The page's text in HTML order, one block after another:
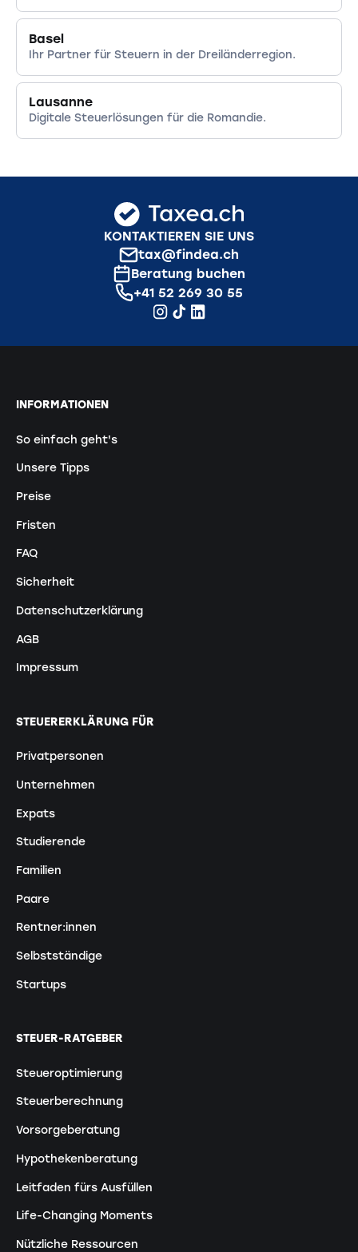
Basel
Ihr Partner für Steuern in der Dreiländerregion.
Lausanne
Digitale Steuerlösungen für die Romandie.
KONTAKTIEREN SIE UNS
tax@findea.ch
Beratung buchen
+41 52 269 30 55
INFORMATIONEN
So einfach geht's
Unsere Tipps
Preise
Fristen
FAQ
Sicherheit
Datenschutzerklärung
AGB
Impressum
STEUERERKLÄRUNG FÜR
Privatpersonen
Unternehmen
Expats
Studierende
Familien
Paare
Rentner:innen
Selbstständige
Startups
STEUER-RATGEBER
Steueroptimierung
Steuerberechnung
Vorsorgeberatung
Hypothekenberatung
Leitfaden fürs Ausfüllen
Life-Changing Moments
Nützliche Ressourcen